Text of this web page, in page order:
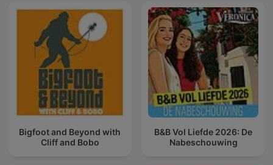
Bigfoot and Beyond with
Cliff and Bobo
B&B Vol Liefde 2026: De
Nabeschouwing